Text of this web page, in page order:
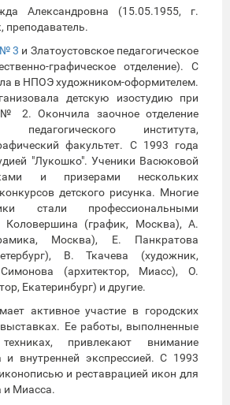
Александровна (15.05.1955, г.
преподаватель.
3 и Златоустовское педагогическое
графическое отделение). С
в НПОЭ художником-оформителем.
детскую изостудию при
2. Окончила заочное отделение
педагогического института,
факультет. С 1993 года
"Лукошко". Ученики Васюковой
и призерами нескольких
детского рисунка. Многие
стали профессиональными
Коловершина (график, Москва), А.
Москва), Е. Панкратова
В. Ткачева (художник,
(архитектор, Миасс), О.
Екатеринбург) и другие.
активное участие в городских
Ее работы, выполненные
привлекают внимание
и внутренней экспрессией. С 1993
и реставрацией икон для
и Миасса.